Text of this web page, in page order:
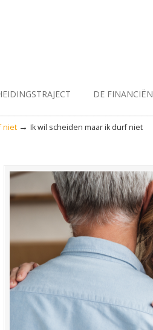
DE FINANCIËN
niet → Ik wil scheiden maar ik durf niet